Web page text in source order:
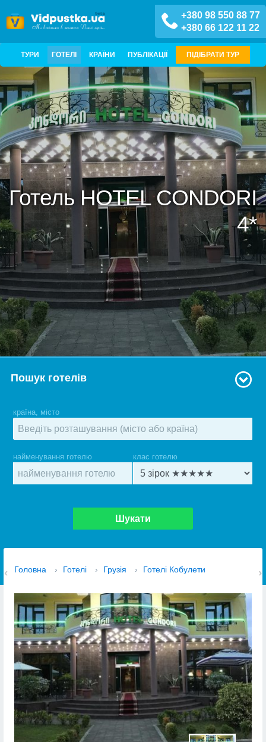
+380 98 550 88 77
+380 66 122 11 22
ТУРИ ГОТЕЛІ КРАЇНИ ПУБЛІКАЦІЇ ПІДІБРАТИ ТУР
Готель HOTEL CONDORI
4*
Пошук готелів
країна, місто
найменування готелю клас готелю
Шукати
Головна › Готелі › Грузія › Готелі Кобулети